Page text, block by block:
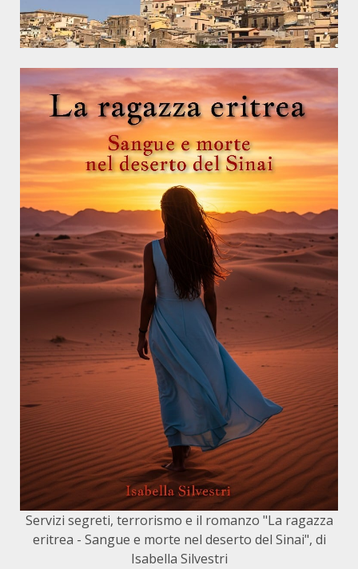
Servizi segreti, terrorismo e il romanzo "La ragazza
eritrea - Sangue e morte nel deserto del Sinai", di
Isabella Silvestri